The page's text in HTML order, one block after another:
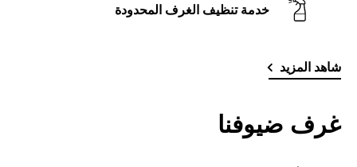
‫‫خدمة تنظيف الغرف‬‬ المحدودة
شاهد المزيد
غرف ضيوفنا